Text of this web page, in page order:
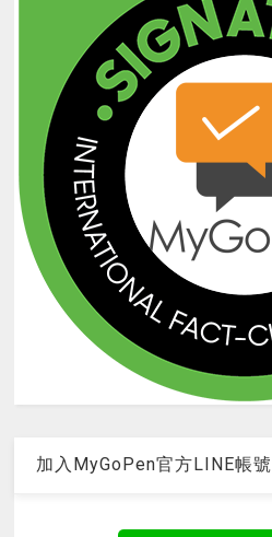
加入MyGoPen官方LINE帳號